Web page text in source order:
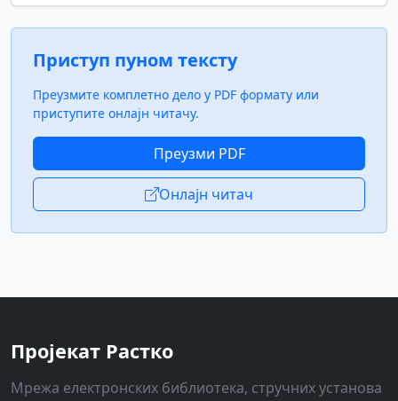
Приступ пуном тексту
Преузмите комплетно дело у PDF формату или
приступите онлајн читачу.
Преузми PDF
Онлајн читач
Пројекат Растко
Мрежа електронских библиотека, стручних установа